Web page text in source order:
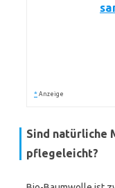
* Anzeige
Sind natürliche
pflegeleicht?